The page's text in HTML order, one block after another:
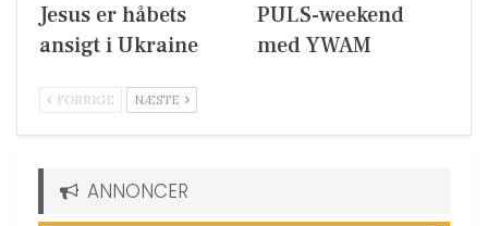
Jesus er håbets
ansigt i Ukraine
PULS-weekend
med YWAM
FORRIGE NÆSTE
ANNONCER